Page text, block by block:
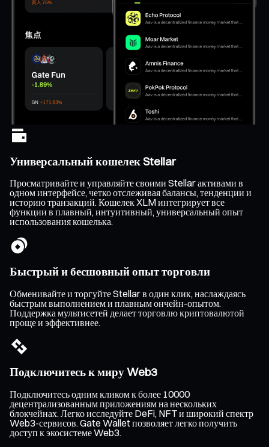
Универсальный кошелек Stellar
Просматривайте и управляйте своими Stellar активами в
одном интерфейсе, четко отслеживая балансы, тенденции и
историю транзакций. Кошелек XLM интегрирует все
функции в плавный, интуитивный, универсальный опыт
использования кошелька.
Быстрый и бесшовный опыт торговли
Обменивайте и торгуйте Stellar в один клик, наслаждаясь
быстрым выполнением и плавным ончейн-опытом.
Поддержка мультисетей делает торговлю криптовалютой
проще и эффективнее.
Подключитесь к миру Web3
Подключитесь одним кликом к более 10000
децентрализованным приложениям на нескольких
блокчейнах. Легко исследуйте DeFi, NFT и широкий спектр
Web3-сервисов. Gate Wallet позволяет легко получить
доступ к экосистеме Web3.